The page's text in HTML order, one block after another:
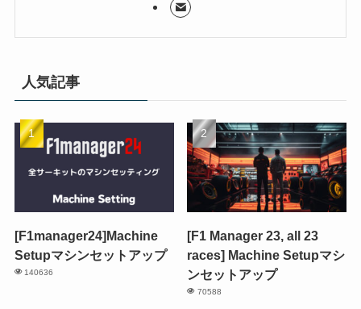
人気記事
[F1manager24]Machine
Setupマシンセットアップ
140636
[F1 Manager 23, all 23
races] Machine Setupマシ
ンセットアップ
70588